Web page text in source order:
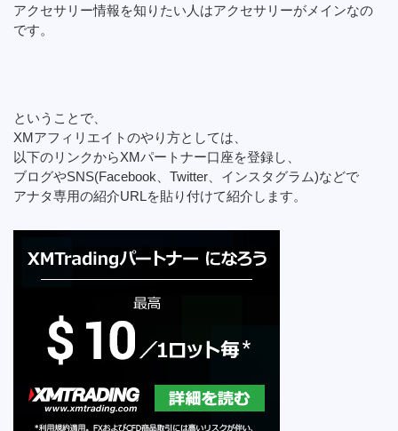
アクセサリー情報を知りたい人はアクセサリーがメインなの
です。
ということで、
XMアフィリエイトのやり方としては、
以下のリンクからXMパートナー口座を登録し、
ブログやSNS(Facebook、Twitter、インスタグラム)などで
アナタ専用の紹介URLを貼り付けて紹介します。